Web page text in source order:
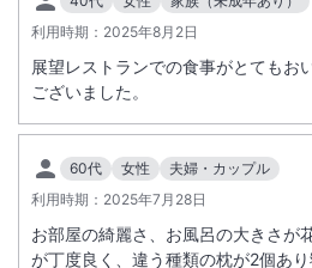
利用時期： 2025年8月2日
展望レストランでの食事がとてもお
ございました。
60代 女性
夫婦・カップル
利用時期： 2025年7月28日
お部屋の綺麗さ、お風呂の大きさが
が丁度良く、違う種類の枕が2個あり